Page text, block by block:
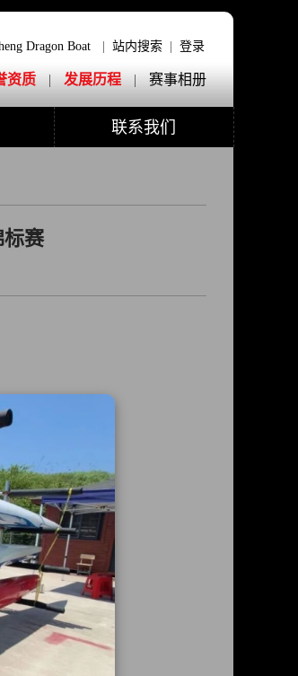
Dragon Boat 站内搜索 登录
资质 | 发展历程 | 赛事相册
联系我们
赛